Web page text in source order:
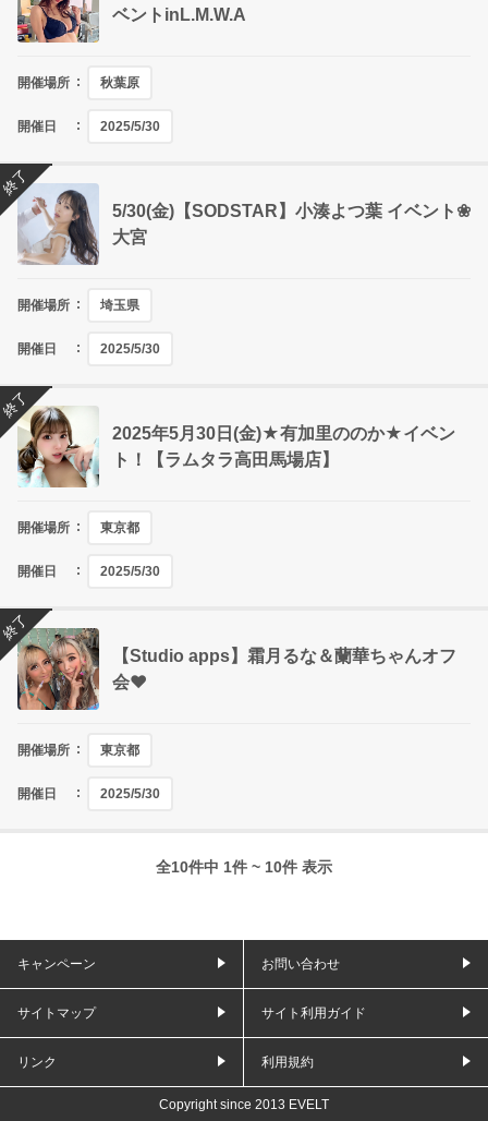
ベントinL.M.W.A
開催場所 秋葉原
開催日 2025/5/30
5/30(金)【SODSTAR】小湊よつ葉 イベント❀
大宮
開催場所 埼玉県
開催日 2025/5/30
終了
2025年5月30日(金)★有加里ののか★イベン
ト！【ラムタラ高田馬場店】
開催場所 東京都
開催日 2025/5/30
終了
【Studio apps】霜月るな＆蘭華ちゃんオフ
会❤
開催場所 東京都
開催日 2025/5/30
終了
全10件中 1件 ~ 10件 表示
キャンペーン お問い合わせ
サイトマップ サイト利用ガイド
リンク 利用規約
Copyright since 2013 EVELT